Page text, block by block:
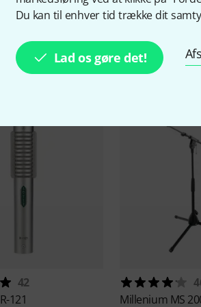
Du kan til enhver tid trække dit
Lad os gøre det!
Tilbehør og
42
R-121
Millenium MS